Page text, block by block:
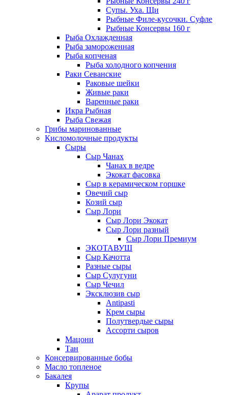
Супы. Уха. Щи
Рыбные Филе-кусочки. Суфле
Рыбные Консервы 160 г
Рыба Охлажденная
Рыба замороженная
Рыба копченая
Рыба холодного копчения
Раки Севанские
Раковые шейки
Живые раки
Варенные раки
Икра Рыбная
Рыба Свежая
Грибы маринованные
Кисломолочные продукты
Сыры
Сыр Чанах
Чанах в ведре
Экокат фасовка
Сыр в керамическом горшке
Овечий сыр
Козий сыр
Сыр Лори
Сыр Лори Экокат
Сыр Лори разный
Сыр Лори Премиум
ЭКОТАВУШ
Сыр Качотта
Разные сыры
Сыр Сулугуни
Сыр Чечил
Эксклюзив сыр
Antipasti
Крем сыры
Полутвердые сыры
Ассорти сыров
Мацони
Тан
Консервированные бобы
Масло топленое
Бакалея
Крупы